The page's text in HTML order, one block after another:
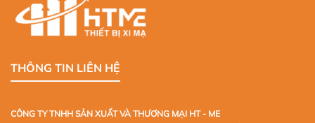
THÔNG TIN LIÊN HỆ
CÔNG TY TNHH SẢN XUẤT VÀ THƯƠNG MẠI HT - ME